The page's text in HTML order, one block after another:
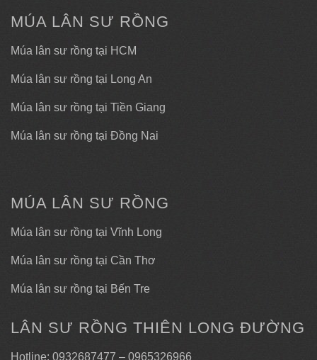
MÚA LÂN SƯ RỒNG
Múa lân sư rồng tại HCM
Múa lân sư rồng tại Long An
Múa lân sư rồng tại Tiền Giang
Múa lân sư rồng tại Đồng Nai
MÚA LÂN SƯ RỒNG
Múa lân sư rồng tại Vĩnh Long
Múa lân sư rồng tại Cần Thơ
Múa lân sư rồng tại Bến Tre
LÂN SƯ RỒNG THIÊN LONG ĐƯỜNG
Hotline: 0932687477 – 0965326966